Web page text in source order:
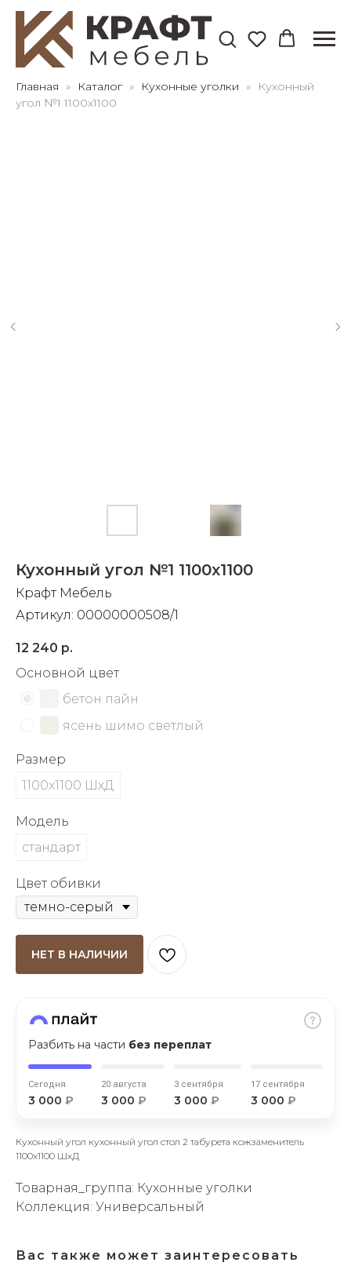
Главная Каталог Кухонные уголки
Кухонный
угол №1 1100х1100
Кухонный угол №1 1100х1100
Крафт Мебель
Артикул: 00000000508/1
12 240 р.
Основной цвет
бетон пайн
ясень шимо светлый
Размер
1100х1100 ШхД
Модель
стандарт
Цвет обивки
НЕТ В НАЛИЧИИ
Разбить на части без переплат
Сегодня
3 000 ₽
20 августа
3 000 ₽
3 сентября
3 000 ₽
17 сентября
3 000 ₽
выбранный способом
Оставшиеся
списываться с вашей карты
каждые 2 недели
Подробнее
об оплате Плайтом
Кухонный угол кухонный угол стол 2 табурета кожзаменитель
1100х1100 ШхД
Товарная_группа: Кухонные уголки
Коллекция: Универсальный
Вас также может заинтересовать